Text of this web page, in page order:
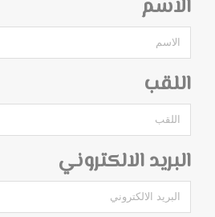
الاسم
اللقب
البريد الالكتروني